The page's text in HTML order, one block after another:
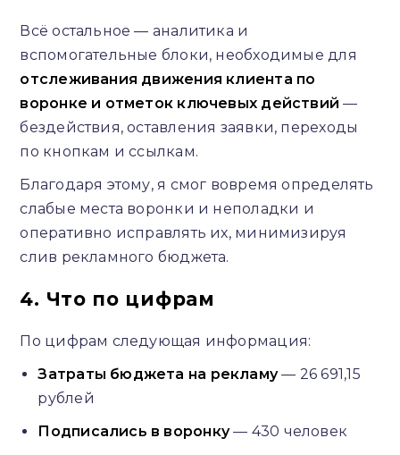
Всё остальное — аналитика и
вспомогательные блоки, необходимые для
отслеживания движения клиента по
воронке и отметок ключевых действий —
бездействия, оставления заявки, переходы
по кнопкам и ссылкам.
Благодаря этому, я смог вовремя определять
слабые места воронки и неполадки и
оперативно исправлять их, минимизируя
слив рекламного бюджета.
4. Что по цифрам
По цифрам следующая информация:
Затраты бюджета на рекламу— 26 691,15
рублей
Подписались в воронку— 430 человек